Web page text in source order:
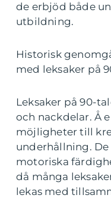
de erbjöd både
utbildning.
Historisk
med leksaker på
Leksaker på 90-
och nackdelar. Å
möjligheter till
underhållning.
motoriska
då många
lekas med